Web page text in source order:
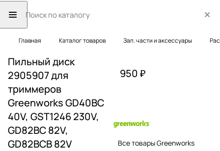
Главная Каталог товаров Зап. части и аксессуары
Пильный диск
2905907 для
триммеров
Greenworks GD40BC
40V, GST1246 230V,
GD82BC 82V,
GD82BCB 82V
950 ₽
Все товары Greenworks